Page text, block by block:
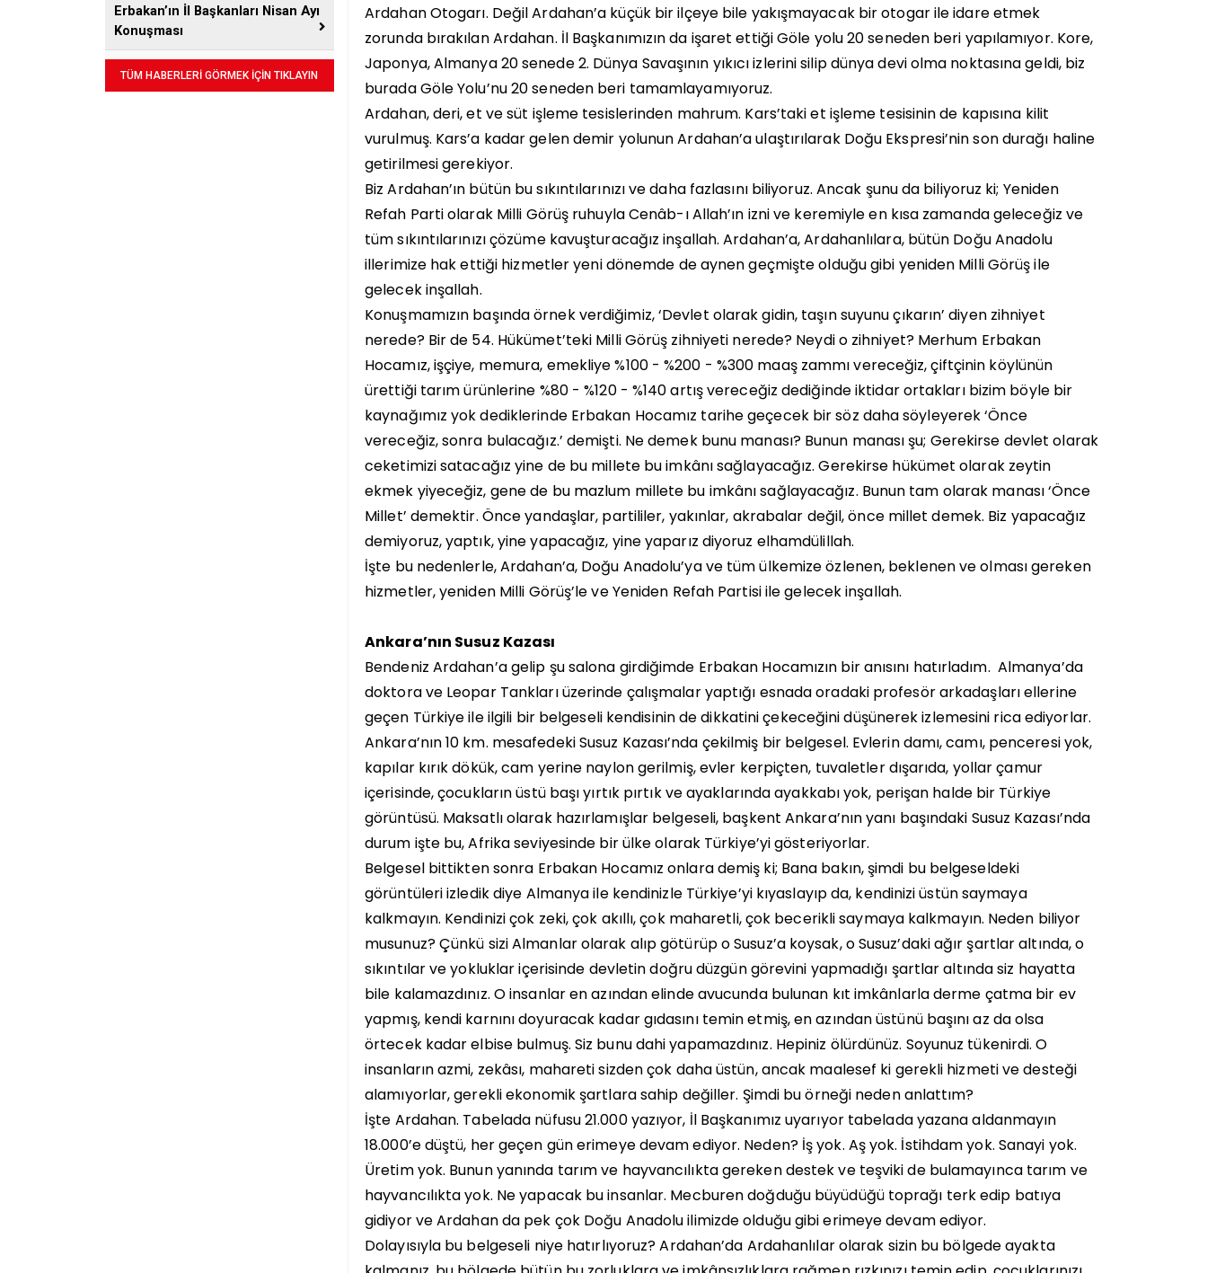
Erbakan’ın İl Başkanları Nisan Ayı
Konuşması
TÜM HABERLERİ GÖRMEK İÇİN TIKLAYIN
Ardahan Otogarı. Değil Ardahan’a küçük bir ilçeye bile yakışmayacak bir otogar ile idare etmek
zorunda bırakılan Ardahan. İl Başkanımızın da işaret ettiği Göle yolu 20 seneden beri yapılamıyor. Kore,
Japonya, Almanya 20 senede 2. Dünya Savaşının yıkıcı izlerini silip dünya devi olma noktasına geldi, biz
burada Göle Yolu’nu 20 seneden beri tamamlayamıyoruz.
Ardahan, deri, et ve süt işleme tesislerinden mahrum. Kars’taki et işleme tesisinin de kapısına kilit
vurulmuş. Kars’a kadar gelen demir yolunun Ardahan’a ulaştırılarak Doğu Ekspresi’nin son durağı haline
getirilmesi gerekiyor.
Biz Ardahan’ın bütün bu sıkıntılarınızı ve daha fazlasını biliyoruz. Ancak şunu da biliyoruz ki; Yeniden
Refah Parti olarak Milli Görüş ruhuyla Cenâb-ı Allah’ın izni ve keremiyle en kısa zamanda geleceğiz ve
tüm sıkıntılarınızı çözüme kavuşturacağız inşallah. Ardahan’a, Ardahanlılara, bütün Doğu Anadolu
illerimize hak ettiği hizmetler yeni dönemde de aynen geçmişte olduğu gibi yeniden Milli Görüş ile
gelecek inşallah.
Konuşmamızın başında örnek verdiğimiz, ‘Devlet olarak gidin, taşın suyunu çıkarın’ diyen zihniyet
nerede? Bir de 54. Hükümet’teki Milli Görüş zihniyeti nerede? Neydi o zihniyet? Merhum Erbakan
Hocamız, işçiye, memura, emekliye %100 - %200 - %300 maaş zammı vereceğiz, çiftçinin köylünün
ürettiği tarım ürünlerine %80 - %120 - %140 artış vereceğiz dediğinde iktidar ortakları bizim böyle bir
kaynağımız yok dediklerinde Erbakan Hocamız tarihe geçecek bir söz daha söyleyerek ‘Önce
vereceğiz, sonra bulacağız.’ demişti. Ne demek bunu manası? Bunun manası şu; Gerekirse devlet olarak
ceketimizi satacağız yine de bu millete bu imkânı sağlayacağız. Gerekirse hükümet olarak zeytin
ekmek yiyeceğiz, gene de bu mazlum millete bu imkânı sağlayacağız. Bunun tam olarak manası ‘Önce
Millet’ demektir. Önce yandaşlar, partililer, yakınlar, akrabalar değil, önce millet demek. Biz yapacağız
demiyoruz, yaptık, yine yapacağız, yine yaparız diyoruz elhamdülillah.
İşte bu nedenlerle, Ardahan’a, Doğu Anadolu’ya ve tüm ülkemize özlenen, beklenen ve olması gereken
hizmetler, yeniden Milli Görüş’le ve Yeniden Refah Partisi ile gelecek inşallah.
Ankara’nın Susuz Kazası
Bendeniz Ardahan’a gelip şu salona girdiğimde Erbakan Hocamızın bir anısını hatırladım. Almanya’da
doktora ve Leopar Tankları üzerinde çalışmalar yaptığı esnada oradaki profesör arkadaşları ellerine
geçen Türkiye ile ilgili bir belgeseli kendisinin de dikkatini çekeceğini düşünerek izlemesini rica ediyorlar.
Ankara’nın 10 km. mesafedeki Susuz Kazası’nda çekilmiş bir belgesel. Evlerin damı, camı, penceresi yok,
kapılar kırık dökük, cam yerine naylon gerilmiş, evler kerpiçten, tuvaletler dışarıda, yollar çamur
içerisinde, çocukların üstü başı yırtık pırtık ve ayaklarında ayakkabı yok, perişan halde bir Türkiye
görüntüsü. Maksatlı olarak hazırlamışlar belgeseli, başkent Ankara’nın yanı başındaki Susuz Kazası’nda
durum işte bu, Afrika seviyesinde bir ülke olarak Türkiye’yi gösteriyorlar.
Belgesel bittikten sonra Erbakan Hocamız onlara demiş ki; Bana bakın, şimdi bu belgeseldeki
görüntüleri izledik diye Almanya ile kendinizle Türkiye’yi kıyaslayıp da, kendinizi üstün saymaya
kalkmayın. Kendinizi çok zeki, çok akıllı, çok maharetli, çok becerikli saymaya kalkmayın. Neden biliyor
musunuz? Çünkü sizi Almanlar olarak alıp götürüp o Susuz’a koysak, o Susuz’daki ağır şartlar altında, o
sıkıntılar ve yokluklar içerisinde devletin doğru düzgün görevini yapmadığı şartlar altında siz hayatta
bile kalamazdınız. O insanlar en azından elinde avucunda bulunan kıt imkânlarla derme çatma bir ev
yapmış, kendi karnını doyuracak kadar gıdasını temin etmiş, en azından üstünü başını az da olsa
örtecek kadar elbise bulmuş. Siz bunu dahi yapamazdınız. Hepiniz ölürdünüz. Soyunuz tükenirdi. O
insanların azmi, zekâsı, mahareti sizden çok daha üstün, ancak maalesef ki gerekli hizmeti ve desteği
alamıyorlar, gerekli ekonomik şartlara sahip değiller. Şimdi bu örneği neden anlattım?
İşte Ardahan. Tabelada nüfusu 21.000 yazıyor, İl Başkanımız uyarıyor tabelada yazana aldanmayın
18.000’e düştü, her geçen gün erimeye devam ediyor. Neden? İş yok. Aş yok. İstihdam yok. Sanayi yok.
Üretim yok. Bunun yanında tarım ve hayvancılıkta gereken destek ve teşviki de bulamayınca tarım ve
hayvancılıkta yok. Ne yapacak bu insanlar. Mecburen doğduğu büyüdüğü toprağı terk edip batıya
gidiyor ve Ardahan da pek çok Doğu Anadolu ilimizde olduğu gibi erimeye devam ediyor.
Dolayısıyla bu belgeseli niye hatırlıyoruz? Ardahan’da Ardahanlılar olarak sizin bu bölgede ayakta